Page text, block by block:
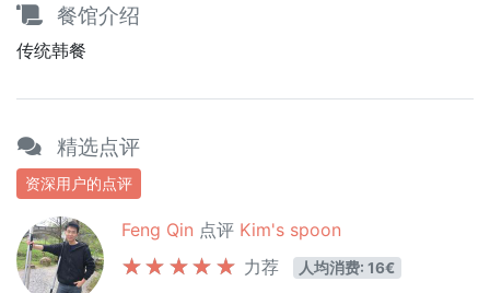
餐馆介绍
传统韩餐
精选点评
资深用户的点评
Feng Qin 点评 Kim's spoon
力荐
人均消费: 16€